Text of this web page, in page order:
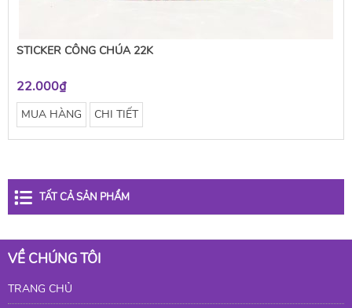
STICKER CÔNG CHÚA 22K
22.000₫
MUA HÀNG CHI TIẾT
TẤT CẢ SẢN PHẨM
VỀ CHÚNG TÔI
TRANG CHỦ